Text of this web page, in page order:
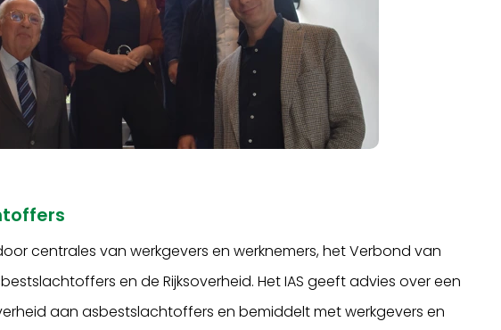
centrales van werkgevers en werknemers, het Verbond van
en de Rijksoverheid. Het IAS geeft advies over een
aan asbestslachtoffers en bemiddelt met werkgevers en